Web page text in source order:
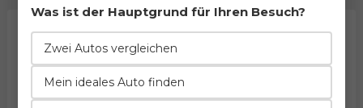
Was ist der Hauptgrund für Ihren Besuch?
Zwei Autos vergleichen
Mein ideales Auto finden